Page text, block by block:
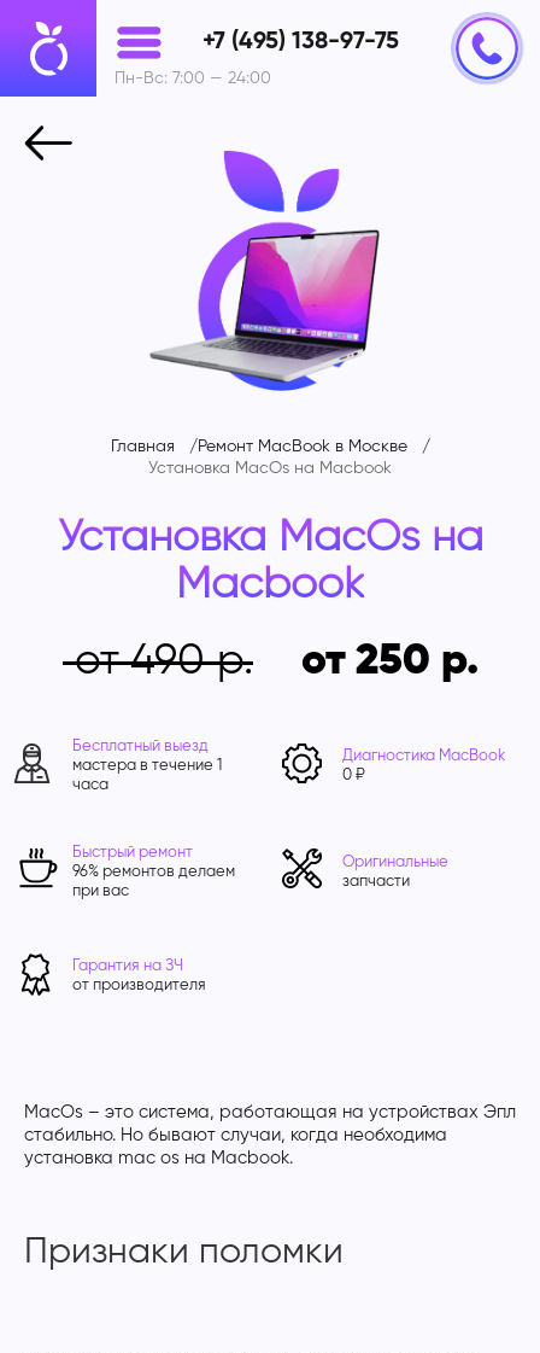
+7 (495) 138-97-75
Пн-Вс: 7:00 — 24:00
Главная
Ремонт MacBook в Москве
Установка MacOs на Macbook
Установка MacOs на
Macbook
от 490
от 250
Бесплатный выезд
мастера в течение 1
часа
Диагностика MacBook
0 ₽
Быстрый ремонт
96% ремонтов делаем
при вас
Оригинальные
запчасти
Гарантия на ЗЧ
от производителя
MacOs – это система, работающая на устройствах Эпл
стабильно. Но бывают случаи, когда необходима
установка mac os на Macbook.
Признаки поломки